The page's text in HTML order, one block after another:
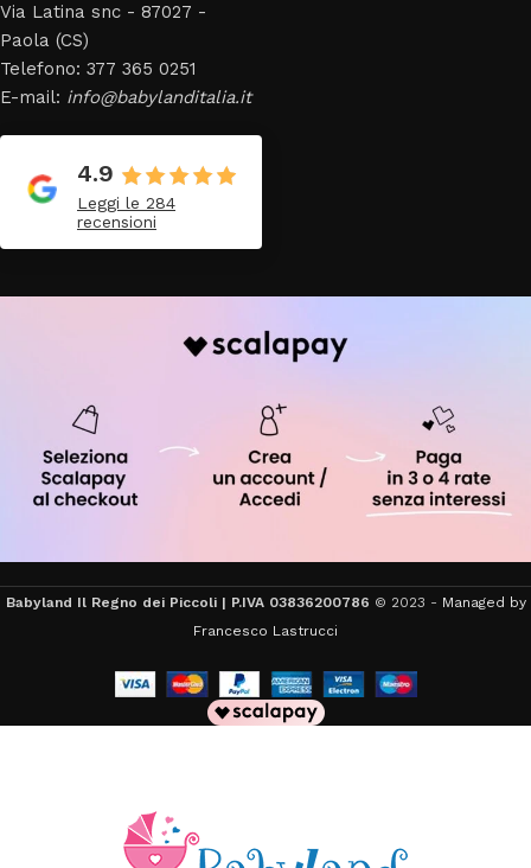
Via Latina snc - 87027 -
Paola (CS)
Telefono: 377 365 0251
E-mail: info@babylanditalia.it
4.9
Leggi le 284
recensioni
Babyland Il Regno dei Piccoli | P.IVA 03836200786 © 2023 - Managed by
Francesco Lastrucci